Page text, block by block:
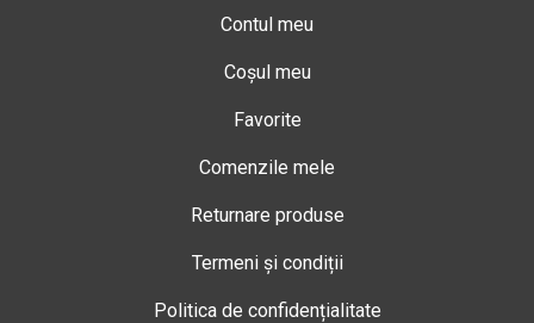
Contul meu
Coșul meu
Favorite
Comenzile mele
Returnare produse
Termeni și condiții
Politica de confidențialitate